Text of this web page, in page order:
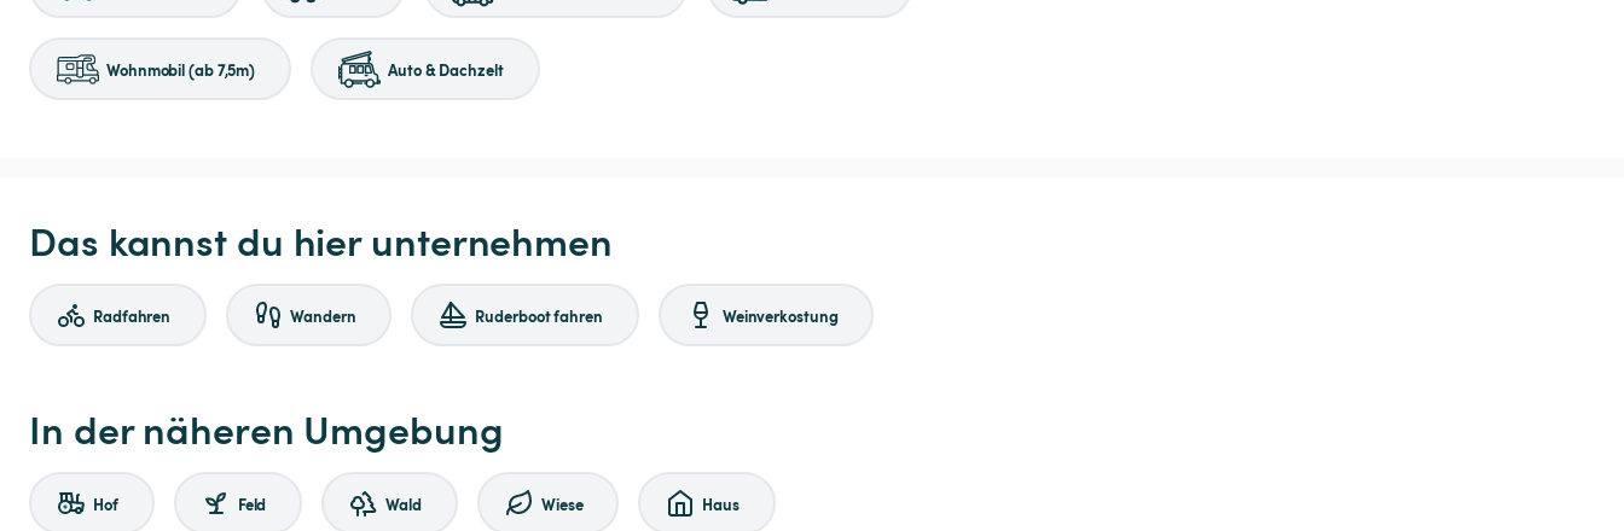
Wohnmobil (ab 7,5m) Auto & Dachzelt
Das kannst du hier unternehmen
Radfahren Wandern Ruderboot fahren Weinverkostung
In der näheren Umgebung
Hof Feld Wald Wiese Haus